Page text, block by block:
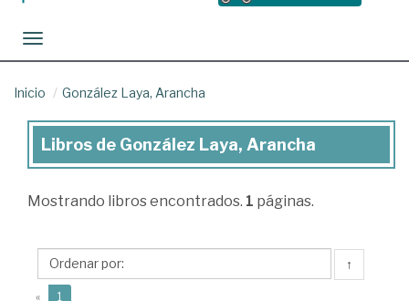
Toggle navigation
Inicio González Laya, Arancha
Libros
González
Arancha
Libros de González Laya, Arancha
Mostrando libros encontrados. 1 páginas.
↑
« 1